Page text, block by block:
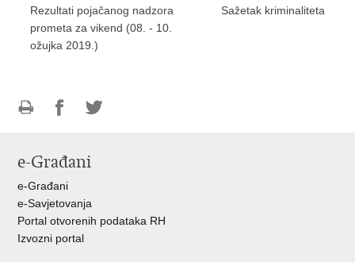
Rezultati pojačanog nadzora
prometa za vikend (08. - 10.
ožujka 2019.)
Sažetak kriminaliteta
FacebookuTwitteru
e-Građani
e-Građani
e-Savjetovanja
Portal otvorenih podataka RH
Izvozni portal